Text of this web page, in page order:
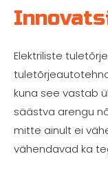
Elektriliste
kuna see vastab
säästva arengu
mitte ainult ei
vähendavad ka